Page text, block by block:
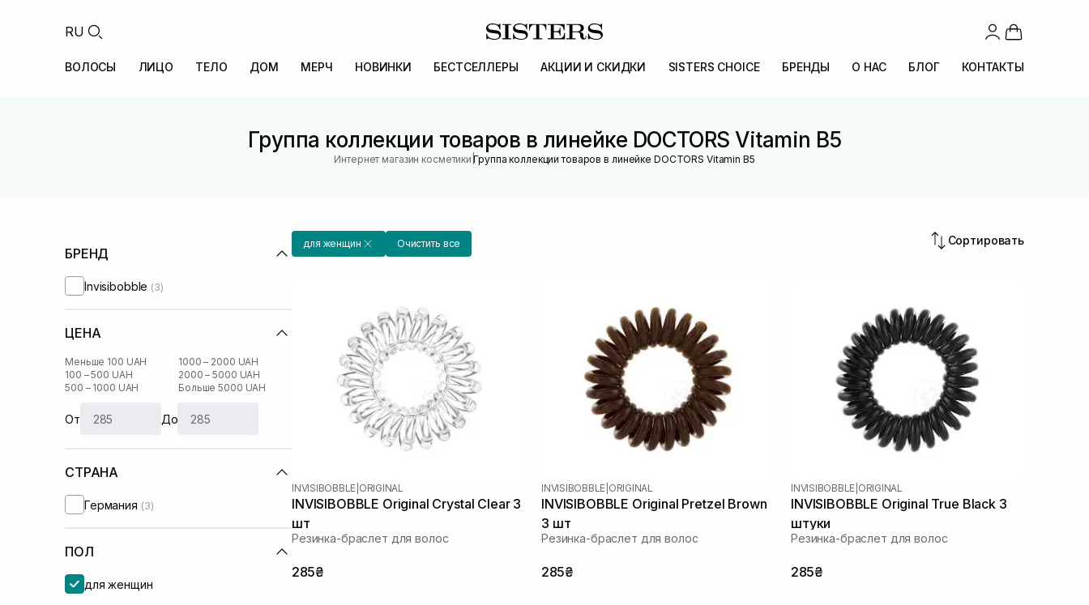
RU
ВОЛОСЫ ЛИЦО ТЕЛО ДОМ МЕРЧ НОВИНКИ БЕСТСЕЛЛЕРЫ АКЦИИ И СКИДКИ SISTERS CHOICE БРЕНДЫ О НАС БЛОГ КОНТАКТЫ
Группа коллекции товаров в линейке DOCTORS Vitamin B5
Интернет магазин косметики |Группа коллекции товаров в линейке DOCTORS Vitamin B5
БРЕНД
Invisibobble (3)
ЦЕНА
Меньше 100 UAH
100 – 500 UAH
500 – 1000 UAH
1000 – 2000 UAH
2000 – 5000 UAH
Больше 5000 UAH
От До
СТРАНА
Германия (3)
ПОЛ
для женщин
для женщин Очистить все Сортировать
INVISIBOBBLE ORIGINAL
INVISIBOBBLE Original Crystal Clear 3
шт
Резинка-браслет для волос
285₴
INVISIBOBBLE ORIGINAL
INVISIBOBBLE Original Pretzel Brown
3 шт
Резинка-браслет для волос
285₴
INVISIBOBBLE ORIGINAL
INVISIBOBBLE Original True Black 3
штуки
Резинка-браслет для волос
285₴